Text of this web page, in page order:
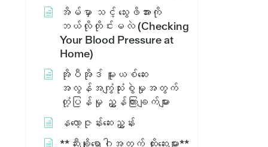
အိမ်မှာ သင့် သွေးဖိအားကို
ဘယ်လိုတိုင်းမလဲ (Checking
Your Blood Pressure at
Home)
အိုပီအိုဒ် မူးယစ်ဆေး
အလွန်အကျွံသုံးစွဲမှုအတွက်
တုံ့ပြန်မှု ညွှန်ကြားချက်များ
နလော့ဇုန်းဆေးညွှန်း
**ဆီးချိုရောဂါအတွက် ထိုးဆေးများ**